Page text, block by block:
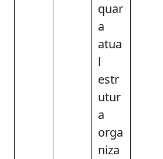
quar
a
atua
l
estr
utur
a
orga
niza